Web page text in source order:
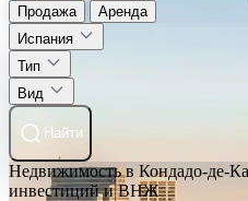
Продажа
Аренда
Испания
Тип
Вид
Найти
Недвижимость в Кондадо-де-
инвестиций и ВНЖ